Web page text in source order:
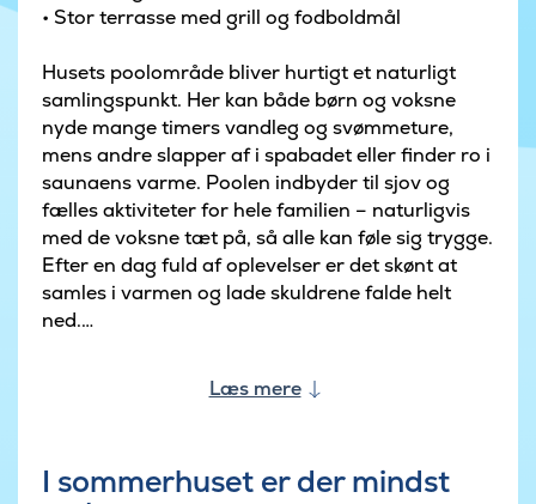
• Stor terrasse med grill og fodboldmål
Husets poolområde bliver hurtigt et naturligt
samlingspunkt. Her kan både børn og voksne
nyde mange timers vandleg og svømmeture,
mens andre slapper af i spabadet eller finder ro i
saunaens varme. Poolen indbyder til sjov og
fælles aktiviteter for hele familien – naturligvis
med de voksne tæt på, så alle kan føle sig trygge.
Efter en dag fuld af oplevelser er det skønt at
samles i varmen og lade skuldrene falde helt
ned.
Opholdsrummet er lyst og rummeligt og
kombinerer stue og spiseplads i ét hyggeligt
brætspil, gode film eller lange middage omkring
Læs mere
I sommerhuset er der mindst